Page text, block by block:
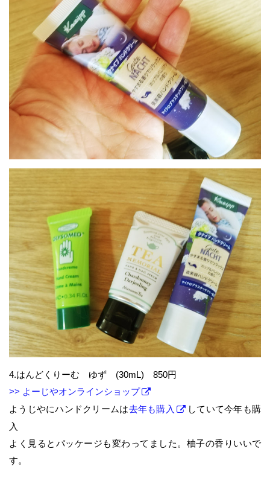
4.はんどくりーむ ゆず (30mL) 850円
>> よーじやオンラインショップ
ようじやにハンドクリームは去年も購入
していて今年も購
入
よく見るとパッケージも変わってました。柚子の香りいいで
す。